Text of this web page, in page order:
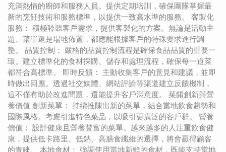
充滿熱情的廚師和服務人員。提供定期培訓，確保團隊掌握最
新的烹飪技術和服務標準，以提供一致高水準的服務。 客製化
服務： 積極聆聽客戶需求，提供客製化的方案。無論是活動主
題、菜單還是場地佈置，都應能根據客戶的特殊要求進行調
整。 品質控制： 嚴格的品質控制流程是確保食品品質的重要一
環。建立標準化的食材採購、儲存和處理流程，確保每一道菜
都符合高標準。 即時反饋： 主動收集客戶的意見和建議，並即
時做出回應。透過社交媒體、網站評論等渠道建立反饋機制，
這不僅有助於改進問題，還能提升客戶滿意度。 菜餚創新與營
養價值 創新菜單： 持續推陳出新的菜單，結合當地飲食趨勢和
國際風格。考慮引進特色菜品，以吸引更廣泛的客戶群。 營養
價值： 設計健康且營養豐富的菜單。越來越多的人注重飲食健
康，提供低卡路里、低鈉、高膳食纖維的選擇，將會贏得顧客
的青睞。 本地食材： 強調使用當地新鮮的食材，既能支持當地